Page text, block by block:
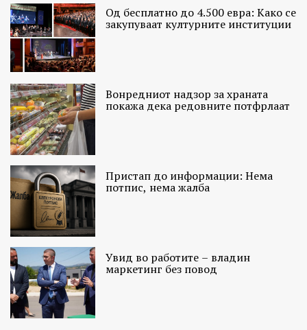
Од бесплатно до 4.500 евра: Како се
закупуваат културните институции
Вонредниот надзор за храната
покажа дека редовните потфрлаат
Пристап до информации: Нема
потпис, нема жалба
Увид во работите – владин
маркетинг без повод